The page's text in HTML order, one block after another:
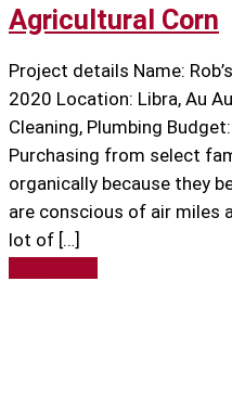
Agricultural Corn
Project details Name:
2020 Location: Libra, Au
Cleaning, Plumbing
Purchasing from select
organically because they
are conscious of air miles
lot of […]